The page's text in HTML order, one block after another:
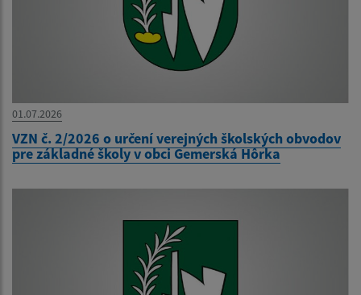
01.07.2026
VZN č. 2/2026 o určení verejných školských obvodov
pre základné školy v obci Gemerská Hôrka